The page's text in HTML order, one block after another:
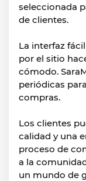
seleccionada
de clientes.
La interfaz
por el sitio
cómodo.
periódicas
compras.
Los clientes
calidad y una
proceso de
a la
un mundo de